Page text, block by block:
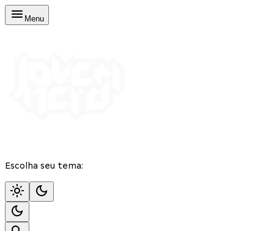
Menu
Escolha seu tema: